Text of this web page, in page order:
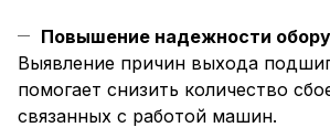
Повышение надежности
Выявление причин выхода
помогает снизить количество
связанных с работой машин.